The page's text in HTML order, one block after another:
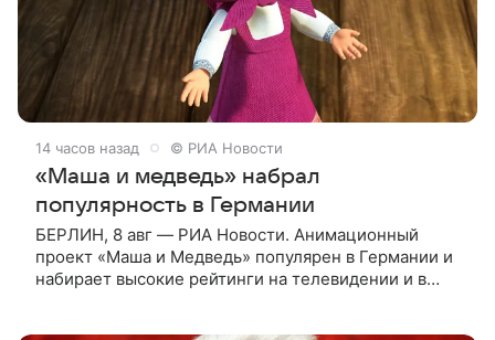
14 часов назад © РИА Новости
«Маша и медведь» набрал
популярность в Германии
БЕРЛИН, 8 авг — РИА Новости. Анимационный
проект «Маша и Медведь» популярен в Германии и
набирает высокие рейтинги на телевидении и в